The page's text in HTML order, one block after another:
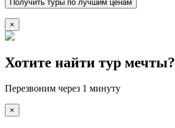
×
Хотите найти тур мечты?
Перезвоним через 1 минуту
×